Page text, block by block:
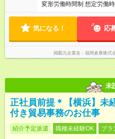
変形労働時間制 想定労働
30 午前午後15分ずつ休憩
気になる！ 応
掲載元企業名 福岡倉庫株
未
正社員前提＊【横浜】未
付き貿易事務のお仕事
紹介予定派遣 職種未経験OK ブラ